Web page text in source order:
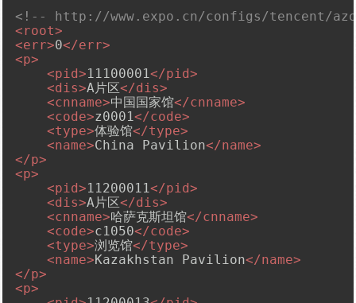
<!-- http://www.expo.cn/configs/tencent/
<root>
<err>0</err>
<p>
<pid>11100001</pid>
<dis>A片区</dis>
<cnname>中国国家馆</cnname>
<code>z0001</code>
<type>体验馆</type>
<name>China Pavilion</name>
</p>
<p>
<pid>11200011</pid>
<dis>A片区</dis>
<cnname>哈萨克斯坦馆</cnname>
<code>c1050</code>
<type>浏览馆</type>
<name>Kazakhstan Pavilion</name>
</p>
<p>